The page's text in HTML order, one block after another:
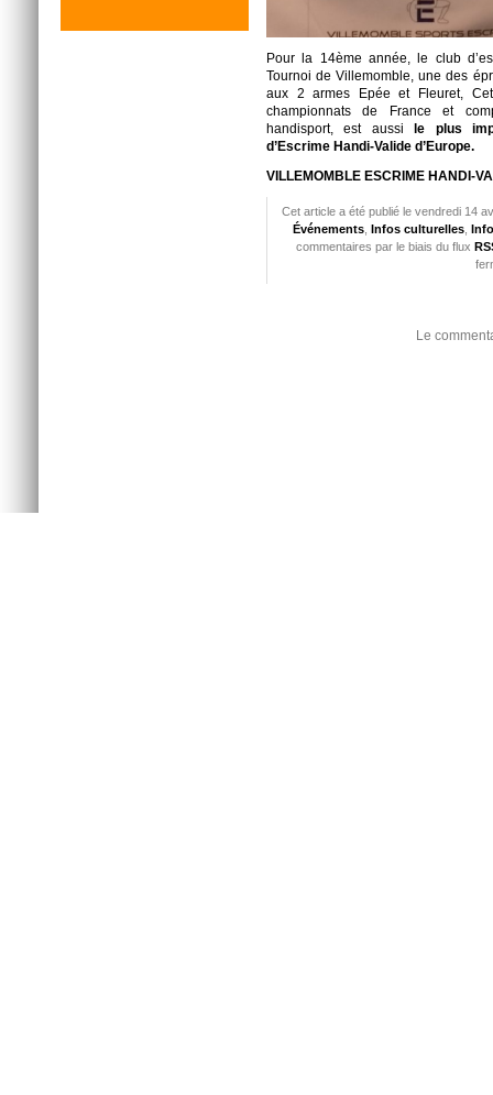
Pour la 14ème année, le club
Tournoi de Villemomble, une des
aux 2 armes Epée et Fleuret,
championnats de France et
handisport, est aussi
le plus
d’Escrime Handi-Valide d’Europe.
VILLEMOMBLE ESCRIME HANDI-
Cet article a été publié le vendredi 14
Événements, Infos culturelles,
commentaires par le biais du flux
Le